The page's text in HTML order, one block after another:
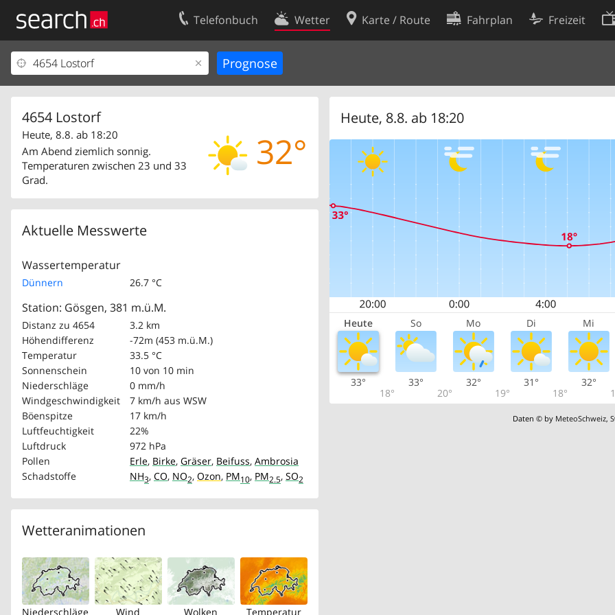
Telefonbuch Wetter Karte / Route Fahrplan Freizeit
4654 Lostorf
32°
Heute, 8.8. ab 18:20
Am Abend ziemlich sonnig.
Temperaturen zwischen 23 und 33
Grad.
Aktuelle Messwerte
Wassertemperatur
Dünnern 26.7 °C
Station: Gösgen, 381 m.ü.M.
Distanz zu 4654
3.2 km
Höhendifferenz
-72m (453 m.ü.M.)
Temperatur
33.5 °C
Sonnenschein
10 von 10 min
Niederschläge
0 mm/h
Windgeschwindigkeit
7 km/h aus WSW
Böenspitze
17 km/h
Luftfeuchtigkeit
22%
Luftdruck
972 hPa
Pollen
Erle, Birke, Gräser, Beifuss, Ambrosia
Schadstoffe
NH3, CO, NO2, Ozon, PM10, PM2.5, SO2
Wetteranimationen
Niederschläge Wind Wolken Temperatur
Heute, 8.8. ab 18:20
Heute So Mo Di Mi
33°
18°
33°
20°
32°
19°
31°
18°
32°
Daten © by MeteoSchweiz,
Ihr Eintrag
Kundencenter Geschäftskunden
Kontakt
Nutzungsbedingungen
Cookie-Einstellungen